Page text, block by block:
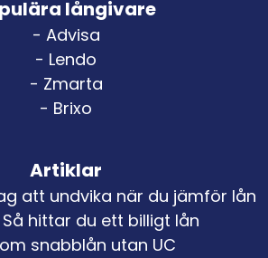
långivare
- Advisa
- Lendo
- Zmarta
- Brixo
Artiklar
att undvika när du jämför lån
hittar du ett billigt lån
snabblån utan UC